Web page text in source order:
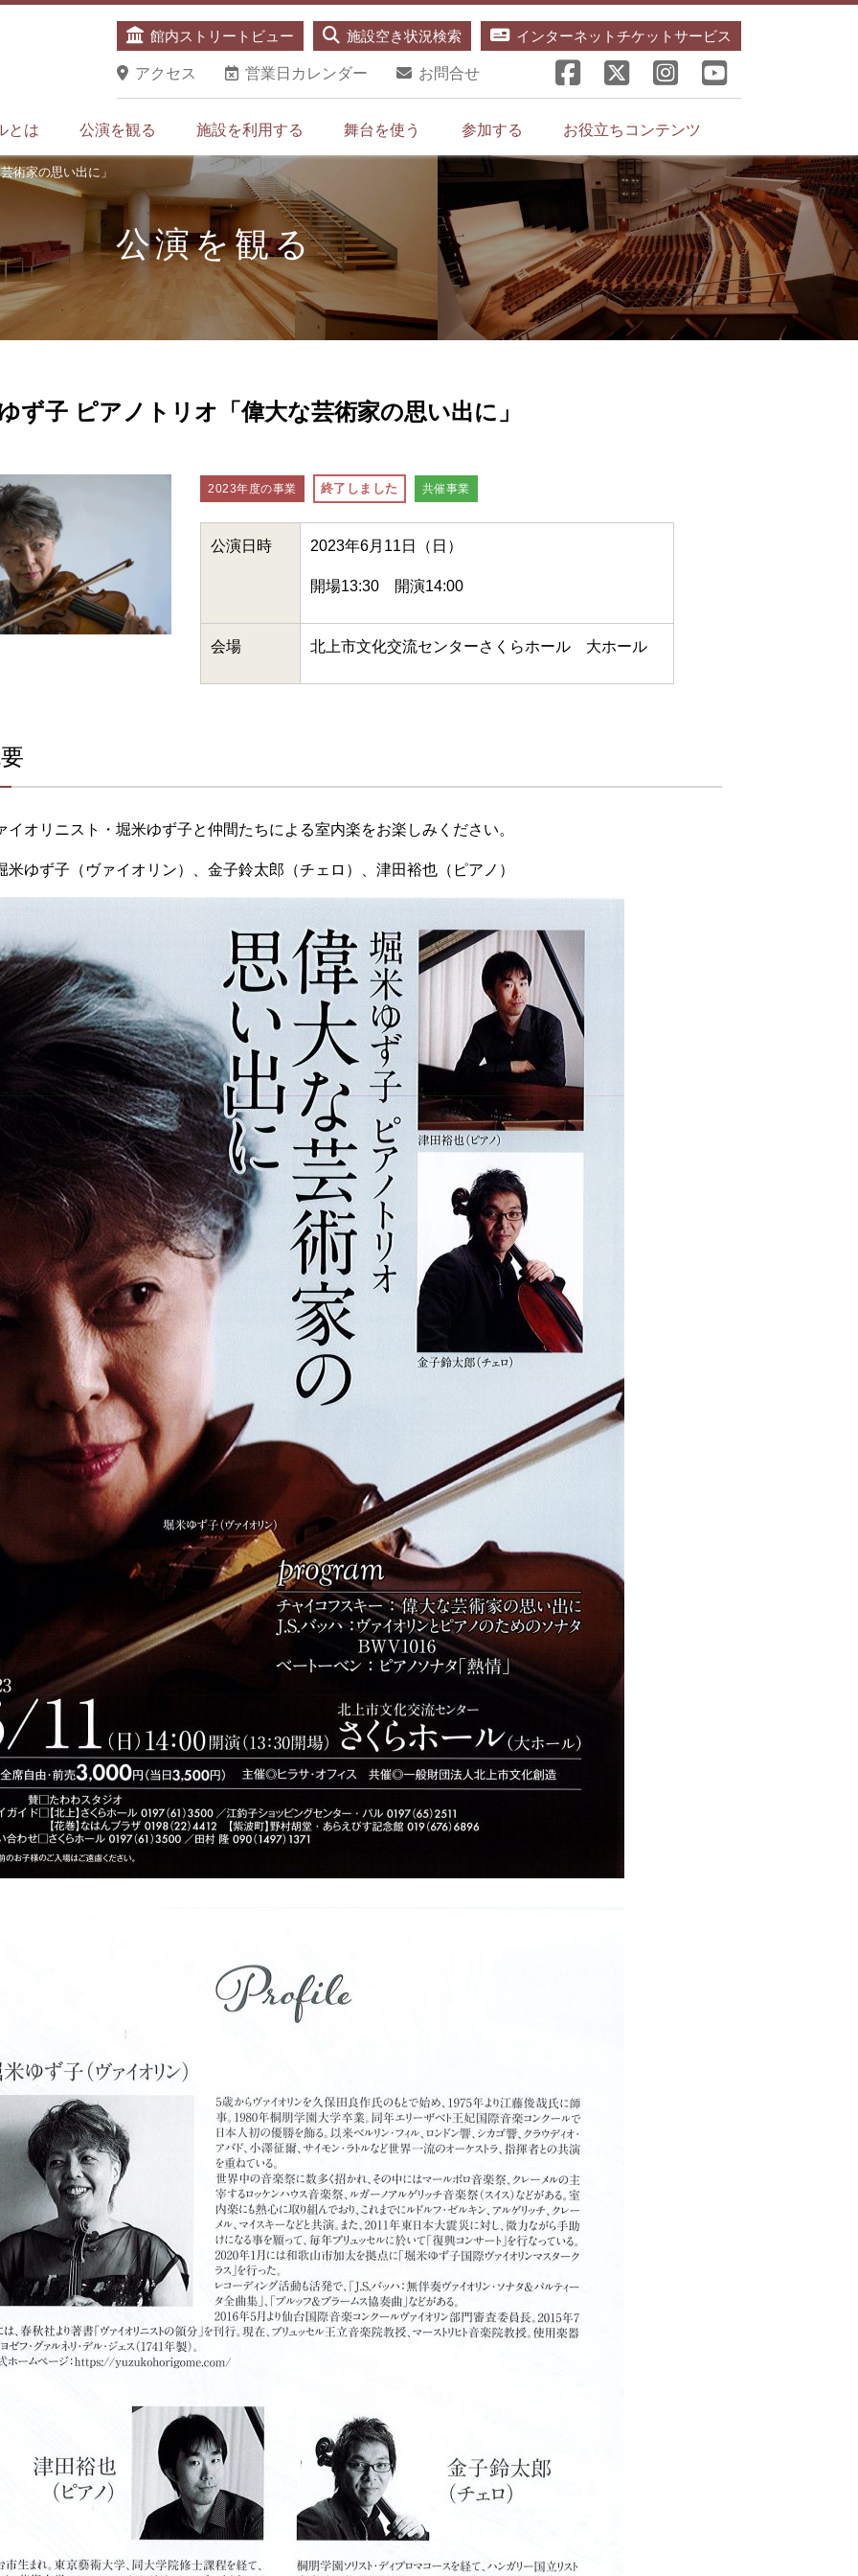
館内ストリートビュー 施設空き状況検索 インターネットチケットサービス
アクセス 営業日カレンダー お問合せ
とは 公演を観る 施設を利用する 舞台を使う 参加する お役立ちコンテンツ
公演を観る
術家の思い出に」
ず子 ピアノトリオ「偉大な芸術家の思い出に」
2023年度の事業 終了しました 共催事業
公演日時 2023年6月11日（日）
開場13:30 開演14:00
会場 北上市文化交流センターさくらホール 大ホール
イオリニスト・堀米ゆず子と仲間たちによる室内楽をお楽しみください。
米ゆず子（ヴァイオリン）、金子鈴太郎（チェロ）、津田裕也（ピアノ）